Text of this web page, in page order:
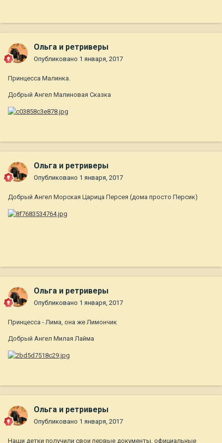
Ольга и ретриверы
Опубликовано 1 января, 2017
Принцесса Малинка.
Добрый Ангел Малиновая Сказка
Ольга и ретриверы
Опубликовано 1 января, 2017
Добрый Ангел Морская Царица Персея (дома просто Персик)
Ольга и ретриверы
Опубликовано 1 января, 2017
Принцесса - Лима, она же Лимончик
Добрый Ангел Милая Лайма
Ольга и ретриверы
Опубликовано 1 января, 2017
Наши детки получили свои первые документы, официальные